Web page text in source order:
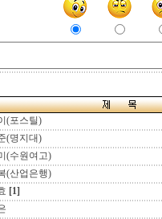
(포스틸)
(명지대)
(수원여고)
(산업은행)
[1]